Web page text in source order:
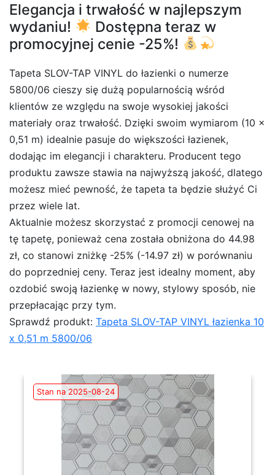
Elegancja i trwałość w najlepszym
wydaniu!
Dostępna teraz w
promocyjnej cenie -25%!
Tapeta SLOV-TAP VINYL do łazienki o numerze
5800/06 cieszy się dużą popularnością wśród
klientów ze względu na swoje wysokiej jakości
materiały oraz trwałość. Dzięki swoim wymiarom (10 x
0,51 m) idealnie pasuje do większości łazienek,
dodając im elegancji i charakteru. Producent tego
produktu zawsze stawia na najwyższą jakość, dlatego
możesz mieć pewność, że tapeta ta będzie służyć Ci
przez wiele lat.
Aktualnie możesz skorzystać z promocji cenowej na
tę tapetę, ponieważ cena została obniżona do 44.98
zł, co stanowi zniżkę -25% (-14.97 zł) w porównaniu
do poprzedniej ceny. Teraz jest idealny moment, aby
ozdobić swoją łazienkę w nowy, stylowy sposób, nie
przepłacając przy tym.
Sprawdź produkt: Tapeta SLOV-TAP VINYL łazienka 10
x 0,51 m 5800/06
Stan na 2025-08-24